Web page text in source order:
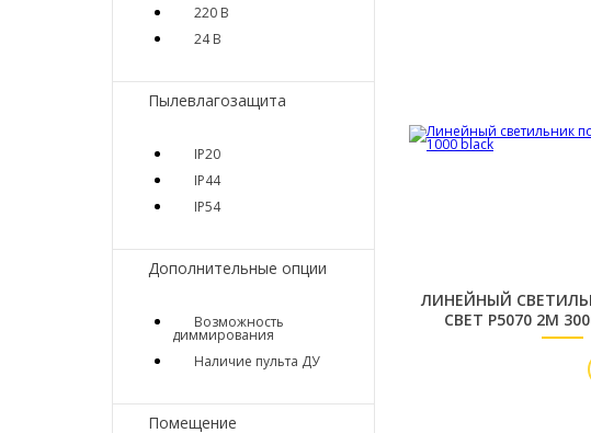
220 В
24 В
Пылевлагозащита
IP20
IP44
IP54
Дополнительные опции
Возможность
диммирования
Наличие пульта ДУ
Помещение
ЛИНЕЙНЫЙ
СВЕТ P5070 2М